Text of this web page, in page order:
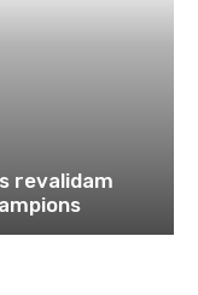
revalidam